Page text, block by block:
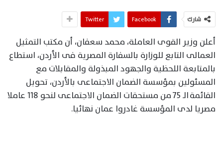
شارك Facebook
Twitter
أعلن وزير القوى العاملة، محمد سعفان، أن مكتب التمثيل
العمالى التابع للوزارة بالسفارة المصرية فى الأردن، استطاع
بالمتابعة اللحظية والجهود المبذولة والمقابلات مع
المسئولين بمؤسسة الضمان الاجتماعى بالأردن، تحويل
القائمة الـ 75 من مستحقات الضمان الاجتماعى لنحو 118 عاملا
مصريا لدى المؤسسة غادروا عمان نهائيا.